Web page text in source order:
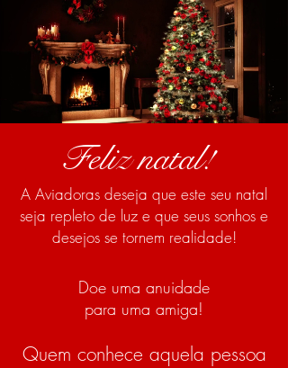
Feliz natal!
A Aviadoras deseja que este seu natal
seja repleto de luz e que seus sonhos e
desejos se tornem realidade!
Doe uma anuidade
para uma amiga!
Quem conhece aquela pessoa